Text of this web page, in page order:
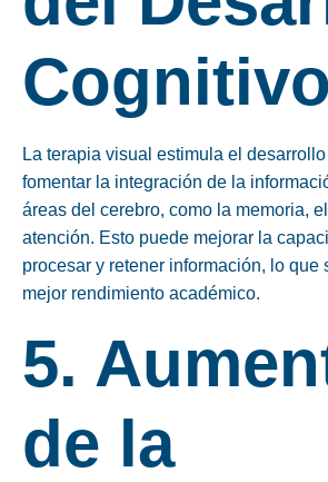
Cognitivo
La terapia visual estimula el desarrollo
fomentar la integración de la
áreas del cerebro, como la memoria,
atención. Esto puede mejorar la
procesar y retener información, lo que
mejor rendimiento académico.
5.
de la